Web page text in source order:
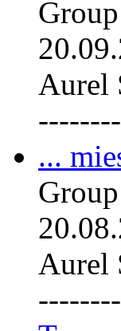
Aurel
...
Aurel